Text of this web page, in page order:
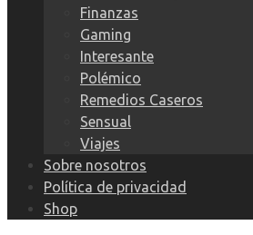
Finanzas
Gaming
Interesante
Polémico
Remedios Caseros
Sensual
Viajes
Sobre nosotros
Política de privacidad
Shop